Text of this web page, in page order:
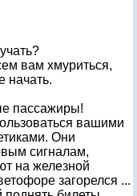
вам хмуриться,
начать.
пассажиры!
вашими
Они
сигналам,
на железной
загорелся ...